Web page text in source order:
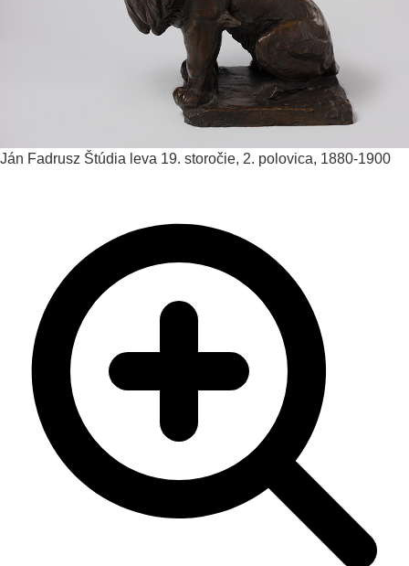
Ján Fadrusz Štúdia leva 19. storočie, 2. polovica, 1880-1900